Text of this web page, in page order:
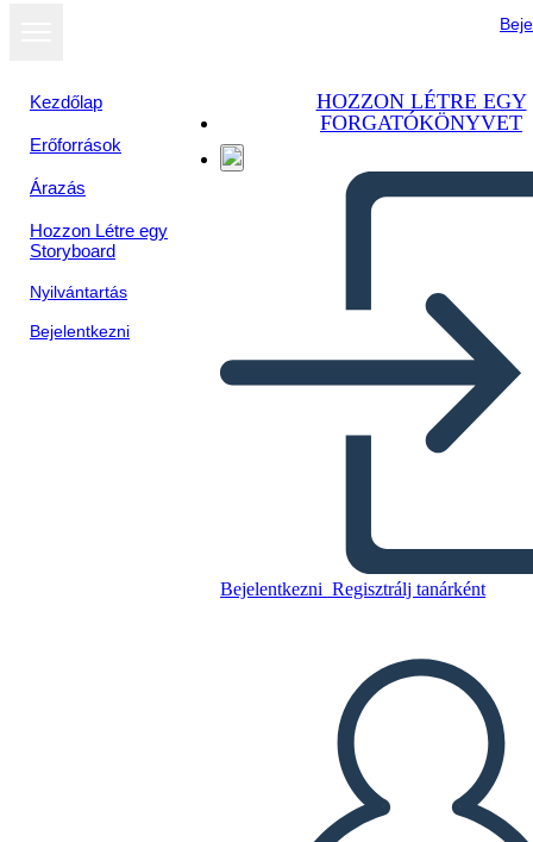
Kezdőlap
Erőforrások
Árazás
Hozzon Létre egy
Storyboard
Nyilvántartás
Bejelentkezni
HOZZON LÉTRE EGY
FORGATÓKÖNYVET
Bejelentkezni Regisztrálj tanárként
Másolja ezt a forgatókönyvet
KÉSZÍTSEN EGY STORYBOARDOT